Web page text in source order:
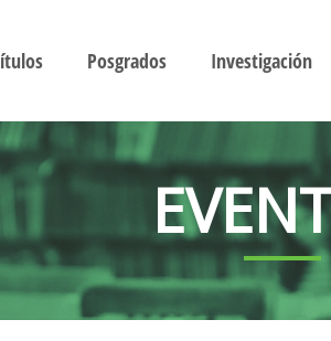
Posgrados Investigación